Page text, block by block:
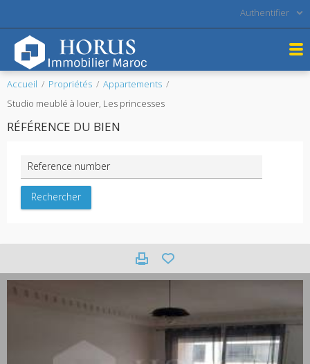
Authentifier
Accueil Propriétés
Appartements
Studio meublé à louer, Les princesses
RÉFÉRENCE DU BIEN